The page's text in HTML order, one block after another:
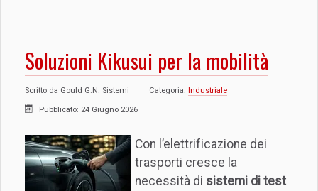
Soluzioni Kikusui per la mobilità
Scritto da Gould G.N. Sistemi Categoria: Industriale
Pubblicato: 24 Giugno 2026
Con l’elettrificazione dei
trasporti cresce la
necessità di sistemi di test